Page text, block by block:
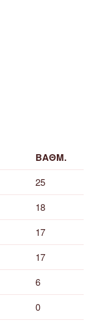
ΒΑΘΜ.
25
18
17
17
6
0